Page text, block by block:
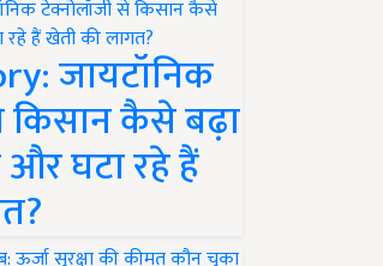
जायटॉनिक
किसान कैसे बढ़ा
और घटा रहे हैं